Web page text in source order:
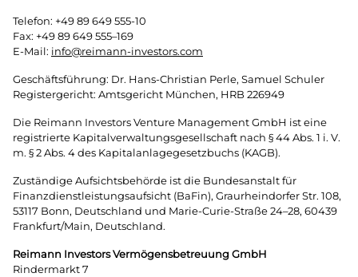
Telefon: +49 89 649 555-10
Fax: +49 89 649 555–169
E-Mail: info@reimann-investors.com
Geschäftsführung: Dr. Hans-Christian Perle, Samuel Schuler
Registergericht: Amtsgericht München, HRB 226949
Die Reimann Investors Venture Management GmbH ist eine
registrierte Kapitalverwaltungsgesellschaft nach § 44 Abs. 1 i. V.
m. § 2 Abs. 4 des Kapitalanlagegesetzbuchs (KAGB).
Zuständige Aufsichtsbehörde ist die Bundesanstalt für
Finanzdienstleistungsaufsicht (BaFin), Graurheindorfer Str. 108,
53117 Bonn, Deutschland und Marie-Curie-Straße 24–28, 60439
Frankfurt/Main, Deutschland.
Reimann Investors Vermögensbetreuung GmbH
Rindermarkt 7